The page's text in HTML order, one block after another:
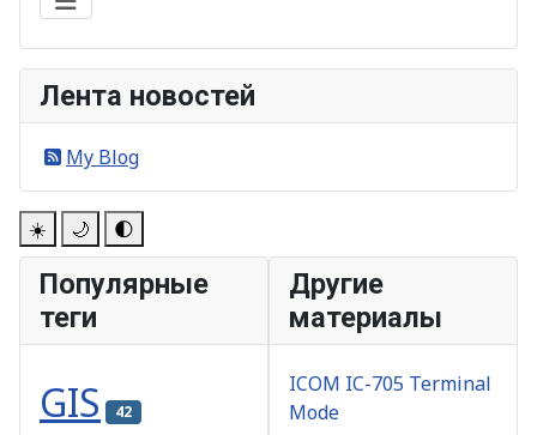
Лента новостей
My Blog
☀️ 🌙 🌓
Популярные
теги
GIS 42
Другие
материалы
ICOM IC-705 Terminal
Mode